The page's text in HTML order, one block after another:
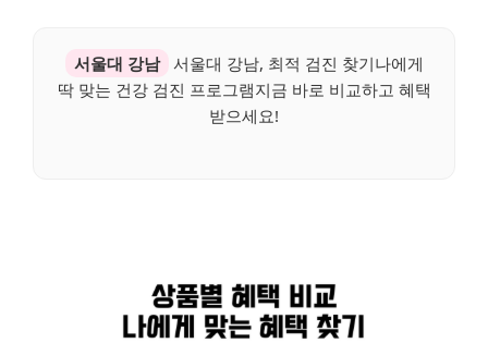
서울대 강남
서울대 강남, 최적 검진 찾기나에게
딱 맞는 건강 검진 프로그램지금 바로 비교하고 혜택
받으세요!